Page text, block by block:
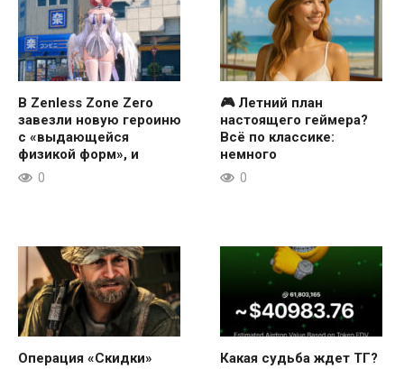
В Zenless Zone Zero
завезли новую героиню
с «выдающейся
физикой форм», и
0
🎮 Летний план
настоящего геймера?
Всё по классике:
немного
0
Операция «Скидки»
Какая судьба ждет ТГ?